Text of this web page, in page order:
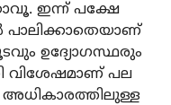
ഇന്ന് പക്ഷേ
പാലിക്കാതെയാണ്
ഉദ്യോഗസ്ഥരും
വിശേഷമാണ് പല
അധികാരത്തിലുള്ള